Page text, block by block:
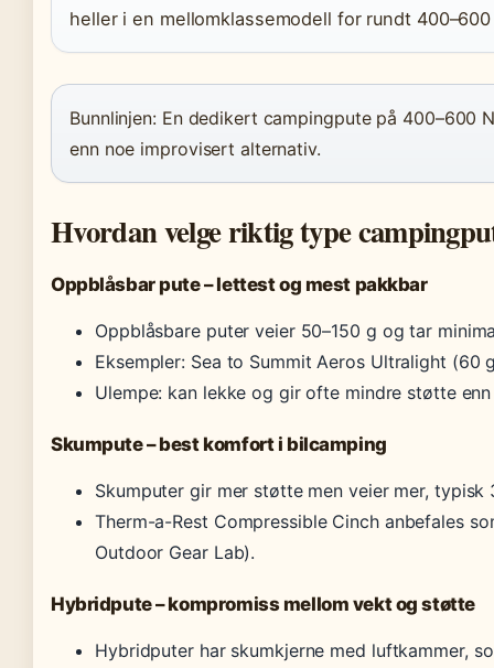
heller i en mellomklassemodell for rundt 400–600
Bunnlinjen: En dedikert campingpute på 400–600
enn noe improvisert alternativ.
Hvordan velge riktig type
Oppblåsbar pute – lettest og mest pakkbar
Oppblåsbare puter veier 50–150 g og tar
Eksempler: Sea to Summit Aeros Ultralight (60
Ulempe: kan lekke og gir ofte mindre støtte enn
Skumpute – best komfort i bilcamping
Skumputer gir mer støtte men veier mer, typisk
Therm-a-Rest Compressible Cinch anbefales
Outdoor Gear Lab).
Hybridpute – kompromiss mellom vekt og støtte
Hybridputer har skumkjerne med luftkammer,